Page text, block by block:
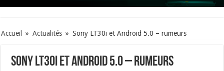
Accueil » Actualités » Sony LT30i et Android 5.0 – rumeurs
Sony LT30i et Android 5.0 – rumeurs